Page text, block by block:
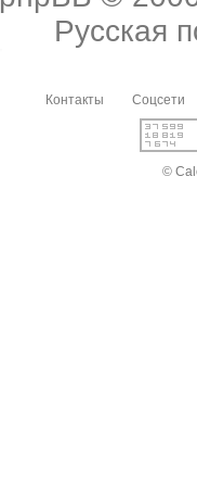
Русская
Контакты Соцсети
©